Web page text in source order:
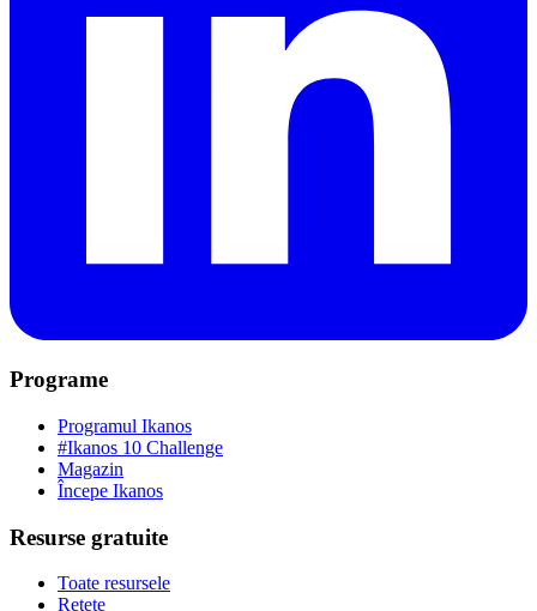
Programe
Programul Ikanos
#Ikanos 10 Challenge
Magazin
Începe Ikanos
Resurse gratuite
Toate resursele
Rețete